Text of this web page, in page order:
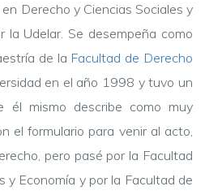
Derecho y Ciencias Sociales y
la Udelar. Se desempeña como
de la Facultad de Derecho
en el año 1998 y tuvo un
él mismo describe como muy
el formulario para venir al acto,
pero pasé por la Facultad
y Economía y por la Facultad de